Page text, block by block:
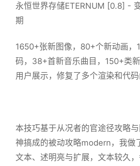
永恒世界存储ETERNUM [0.8] -
期
1650+张新图像，80+个新动画，
码，38+首新音乐曲目，150+类
用户展示，修复了多个渲染和代码
本技巧基于从况者的官途径攻略
神搞成的被动攻略modern，我做
文本、述明亮与扩展，文本较久